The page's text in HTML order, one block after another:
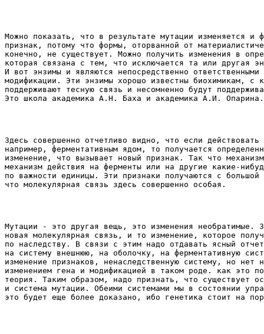
Можно показать, что в результате мутации изменяется и
признак, потому что формы, оторванной от
конечно, не существует. Можно получить изменения в
которая связана с тем, что исключается та или другая
И вот энзимы и являются непосредственно
модификации. Эти энзимы хорошо известны биохимикам, с
поддерживают тесную связь и несомненно будут
Это школа академика А.Н. Баха и академика А.И.
Здесь совершенно отчетливо видно, что если
например, ферментативным ядом, то получается
изменение, что вызывает новый признак. Так что
механизм действия на ферменты или на другие какие-
по важности единицы. Эти признаки получаются с большой
что молекулярная связь здесь совершенно особая.
Мутации - это другая вещь, это изменения необратимые.
новая молекулярная связь, и то изменение, которое
по наследству. В связи с этим надо отдавать ясный
на систему внешнюю, на оболочку, на ферментативную
изменение признаков, ненаследственную систему, но нет
изменением гена и модификацией в таком роде. как это
теория. Таким образом, надо признать, что существует
и система мутации. Обеими системами мы в состоянии